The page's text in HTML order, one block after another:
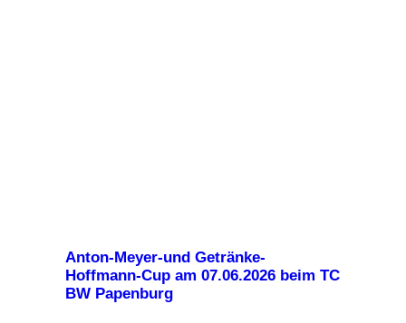
Anton-Meyer-und Getränke-
Hoffmann-Cup am 07.06.2026 beim TC
BW Papenburg